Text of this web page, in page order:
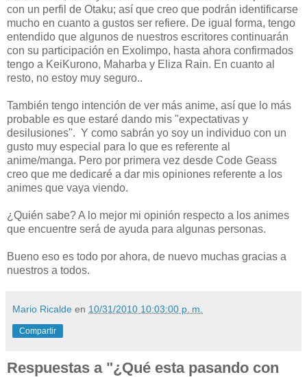
con un perfil de Otaku; así que creo que podrán identificarse
mucho en cuanto a gustos ser refiere. De igual forma, tengo
entendido que algunos de nuestros escritores continuarán
con su participación en Exolimpo, hasta ahora confirmados
tengo a KeiKurono, Maharba y Eliza Rain. En cuanto al
resto, no estoy muy seguro..
También tengo intención de ver más anime, así que lo más
probable es que estaré dando mis "expectativas y
desilusiones". Y como sabrán yo soy un individuo con un
gusto muy especial para lo que es referente al
anime/manga. Pero por primera vez desde Code Geass
creo que me dedicaré a dar mis opiniones referente a los
animes que vaya viendo.
¿Quién sabe? A lo mejor mi opinión respecto a los animes
que encuentre será de ayuda para algunas personas.
Bueno eso es todo por ahora, de nuevo muchas gracias a
nuestros a todos.
Mario Ricalde en 10/31/2010 10:03:00 p. m.
Compartir
Respuestas a "¿Qué esta pasando con